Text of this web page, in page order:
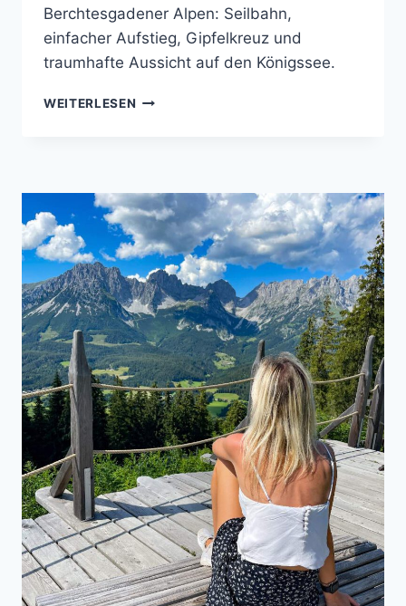
Berchtesgadener Alpen: Seilbahn,
einfacher Aufstieg, Gipfelkreuz und
traumhafte Aussicht auf den Königssee.
WEITERLESEN JENNER
PANORAMA
ÜBER
DEM
KÖNIGSSEE